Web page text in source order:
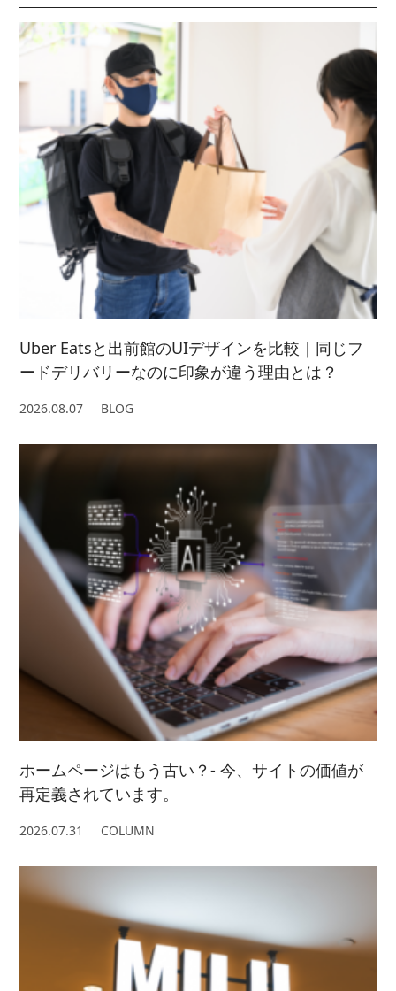
2025/ 2 (5)
2025/ 1 (4)
2024/ 3 (5)
2024/ 2 (4)
2024/ 1 (5)
2023/ 5 (2)
2023/ 4 (3)
2023/ 3 (3)
2023/ 2 (2)
2023/ 1 (3)
2022/ 7 (5)
2022/ 6 (4)
2022/ 5 (5)
2022/ 4 (7)
2022/ 3 (4)
2022/ 2 (5)
2022/ 1 (5)
2021/ 8 (3)
2021/ 7 (7)
2021/ 6 (5)
2021/ 5 (4)
2021/ 4 (7)
2021/ 3 (2)
2021/ 2 (4)
Uber Eatsと出前館のUIデザインを比較｜同じフ
ードデリバリーなのに印象が違う理由とは？
2026.08.07 BLOG
ホームページはもう古い？- 今、サイトの価値が
再定義されています。
2026.07.31 COLUMN